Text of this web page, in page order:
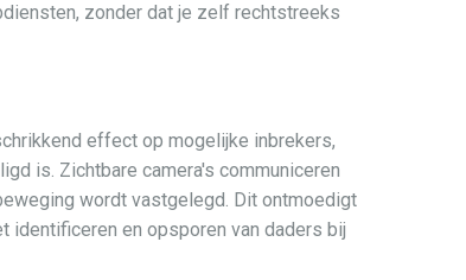
zonder dat je zelf rechtstreeks
effect op mogelijke inbrekers,
is. Zichtbare camera's communiceren
wordt vastgelegd. Dit ontmoedigt
identificeren en opsporen van daders bij